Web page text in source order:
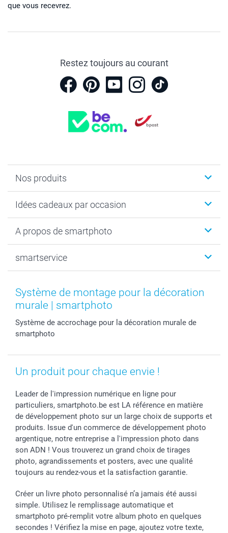
que vous recevrez.
Restez toujours au courant
Nos produits
Cadeaux photo
Tirage photo & agrandissement
MyNameBook
Stickers & Etiquettes
Cadres photo, accessoires déco & bonbons
Dénicheur d'idées cadeau
Idées cadeaux par occasion
Anniversaire
Fin d'études
Naissance & baptême
Fête des Pères
Rentrée des classes
Communion
Saint-Valentin
Vacances
A propos de smartphoto
Durabilité
Conditions
Droit de rétraction
Conditions générales
Vie privée
Gestion des cookies
Tarifs
Droit de rétractation
smartservice
smartgarantie
smartbonus
Modes de paiement
Modes de livraison
Grandes Quantités
Statut de ma commande
Système de montage pour la décoration
murale | smartphoto
Système de accrochage pour la décoration murale de
smartphoto
Un produit pour chaque envie !
Leader de l'impression numérique en ligne pour
particuliers, smartphoto.be est LA référence en matière
de développement photo sur un large choix de supports et
produits. Issue d'un commerce de développement photo
argentique, notre entreprise a l'impression photo dans
son ADN ! Vous trouverez un grand choix de tirages
photo, agrandissements et posters, avec une qualité
toujours au rendez-vous et la satisfaction garantie.
Créer un livre photo personnalisé n’a jamais été aussi
simple. Utilisez le remplissage automatique et
smartphoto pré-remplit votre album photo en quelques
secondes ! Vérifiez la mise en page, ajoutez votre texte,